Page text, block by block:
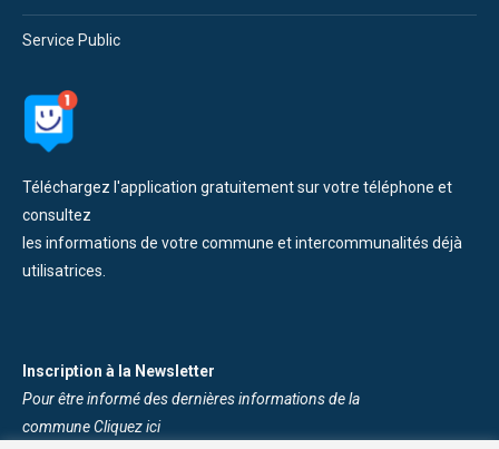
Service Public
Téléchargez l'application gratuitement sur votre téléphone et
consultez
les informations de votre commune et intercommunalités déjà
utilisatrices.
Inscription à la Newsletter
Pour être informé des dernières informations de la
communeCliquez ici